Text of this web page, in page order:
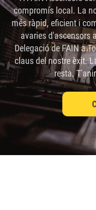
compromís local. La
més ràpid, eficient i
avaries d'ascensors
Delegació de FAIN a
claus del nostre èxit.
resta.